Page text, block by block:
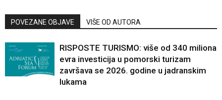
POVEZANE OBJAVE VIŠE OD AUTORA
RISPOSTE TURISMO: više od 340 miliona
evra investicija u pomorski turizam
završava se 2026. godine u jadranskim
lukama